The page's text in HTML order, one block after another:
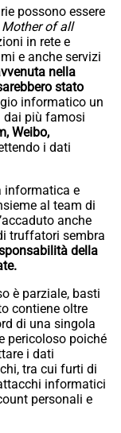
possono essere
Mother of all
in rete e
e anche servizi
nella
stato
informatico un
dai più famosi
Weibo,
i dati
informatica e
al team di
anche
truffatori sembra
della
è parziale, basti
contiene oltre
di una singola
pericoloso poiché
i dati
tra cui furti di
informatici
personali e